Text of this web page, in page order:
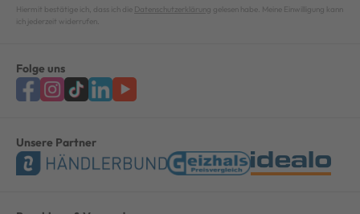
Hiermit bestätige ich, dass ich die Datenschutzerklärung gelesen habe. Meine Einwilligung kann
ich jederzeit widerrufen.
Folge uns
Unsere Partner